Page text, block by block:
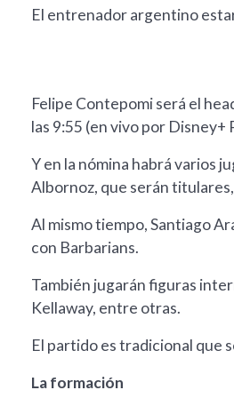
El entrenador argentino
Felipe Contepomi será el
las 9:55 (en vivo por Disney+
Y en la nómina habrá varios
Albornoz, que serán
Al mismo tiempo, Santiago
con Barbarians.
También jugarán figuras
Kellaway, entre otras.
El partido es tradicional que
La formación